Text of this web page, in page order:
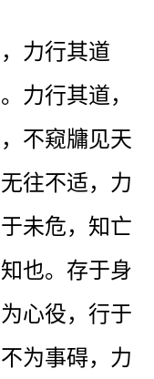
力行其道
力行其道，
不窥牗见天
往不适，力
未危，知亡
也。存于身
心役，行于
为事碍，力